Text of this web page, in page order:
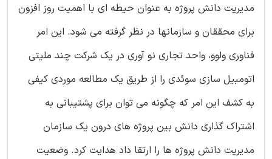
مدیریت دانش پروژه به عنوان حیطه ای با اهمیت روز افزون
برای محققان و سازمانها در نظر گرفته می شود. این امر
فناوری ولوو، واحد تجاری نو آوری در یک شرکت چند ملیتی
اتومبیل سازی سوئدی را از طریق یک مطالعه موردی کیفی
به کشف این امر که چگونه می توان برای پشتیبانی به
اشتراک گذاری دانش بین پروژه های درون یک سازمان
مدیریت دانش پروژه ها را ارتقا داد هدایت کرد. وضعیت